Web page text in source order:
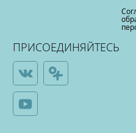
ПРИСОЕДИНЯЙТЕСЬ